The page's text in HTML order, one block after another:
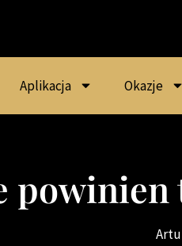
Aplikacja Okazje
powinien